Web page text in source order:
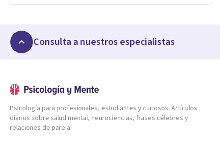
Consulta a nuestros especialistas
Psicología para profesionales, estudiantes y curiosos. Artículos
diarios sobre salud mental, neurociencias, frases célebres y
relaciones de pareja.